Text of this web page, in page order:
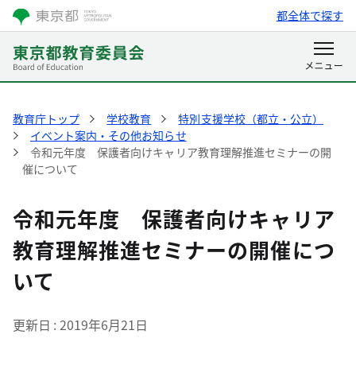
都全体で探す
教育庁トップ 学校教育
特別支援学校（都立・公立）
イベント案内・その他お知らせ
令和元年度 保護者向けキャリア教育理解推進セミナーの開
催について
令和元年度 保護者向けキャリア
教育理解推進セミナーの開催につ
いて
更新日 2019年6月21日